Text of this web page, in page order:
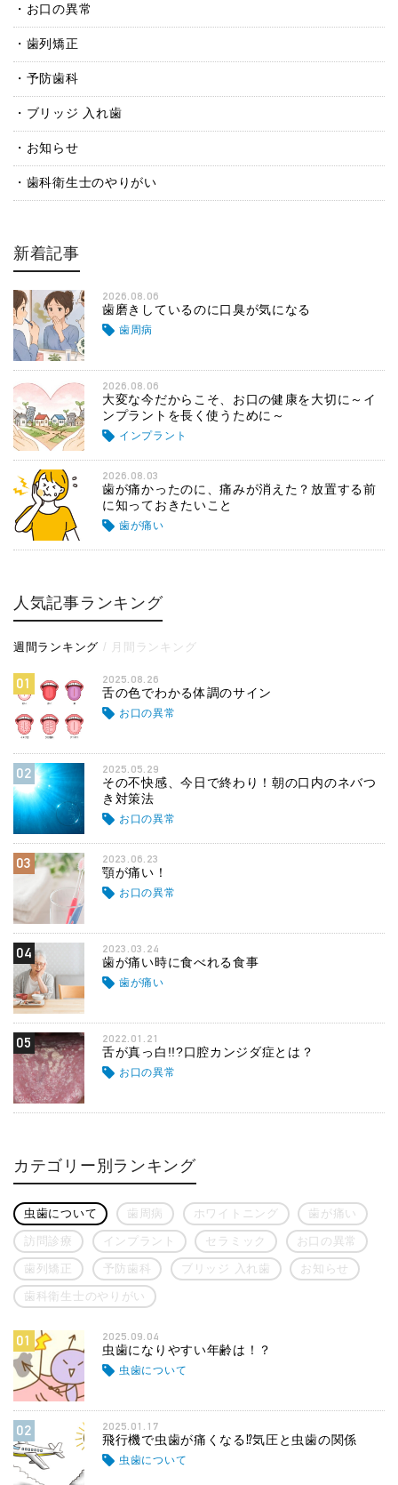
お口の異常
歯列矯正
予防歯科
ブリッジ 入れ歯
お知らせ
歯科衛生士のやりがい
新着記事
2026.08.06
歯磨きしているのに口臭が気になる
歯周病
2026.08.06
大変な今だからこそ、お口の健康を大切に～イ
ンプラントを長く使うために～
インプラント
2026.08.03
歯が痛かったのに、痛みが消えた？放置する前
に知っておきたいこと
歯が痛い
人気記事ランキング
週間ランキング 月間ランキング
01 2025.08.26
舌の色でわかる体調のサイン
お口の異常
02 2025.05.29
その不快感、今日で終わり！朝の口内のネバつ
き対策法
お口の異常
03 2023.06.23
顎が痛い！
お口の異常
04 2023.03.24
歯が痛い時に食べれる食事
歯が痛い
05 2022.01.21
舌が真っ白!!?口腔カンジダ症とは？
お口の異常
カテゴリー別ランキング
虫歯について 歯周病 ホワイトニング 歯が痛い
訪問診療 インプラント セラミック お口の異常
歯列矯正 予防歯科 ブリッジ 入れ歯 お知らせ
歯科衛生士のやりがい
01 2025.09.04
虫歯になりやすい年齢は！？
虫歯について
02 2025.01.17
飛行機で虫歯が痛くなる⁉気圧と虫歯の関係
虫歯について